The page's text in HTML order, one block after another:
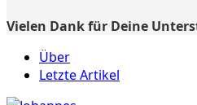
Vielen Dank für Deine
Über
Letzte Artikel